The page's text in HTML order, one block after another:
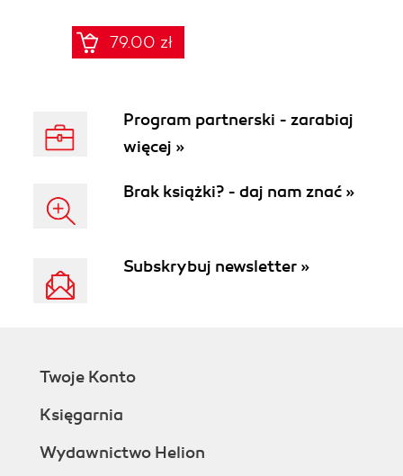
79.00 zł
Program partnerski - zarabiaj
więcej »
Brak książki? - daj nam znać »
Subskrybuj newsletter »
Twoje Konto
Księgarnia
Wydawnictwo Helion